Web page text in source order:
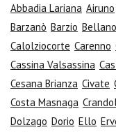
Abbadia Lariana Airuno
Barzanò Barzio Bellano
Calolziocorte Carenno
Cassina Valsassina
Cesana Brianza Civate
Costa Masnaga
Dolzago Dorio Ello